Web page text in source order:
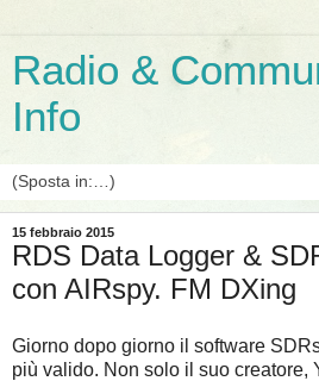
Radio &
Info
15 febbraio 2015
RDS Data Logger &
con AIRspy. FM DXing
Giorno dopo giorno il software
più valido. Non solo il suo creatore,